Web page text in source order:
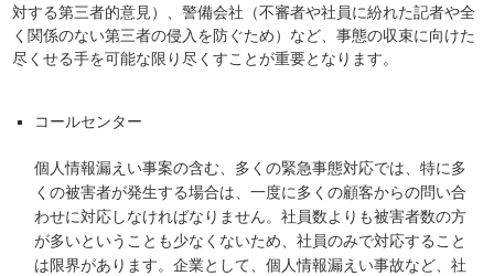
対する第三者的意見）、警備会社（不審者や社員に紛れた記者や全
く関係のない第三者の侵入を防ぐため）など、事態の収束に向けた
尽くせる手を可能な限り尽くすことが重要となります。
コールセンター
個人情報漏えい事案の含む、多くの緊急事態対応では、特に多
くの被害者が発生する場合は、一度に多くの顧客からの問い合
わせに対応しなければなりません。社員数よりも被害者数の方
が多いということも少なくないため、社員のみで対応すること
は限界があります。企業として、個人情報漏えい事故など、社